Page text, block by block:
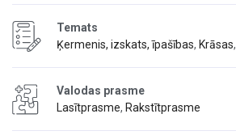
Temats
Ķermenis, izskats, īpašības, Krāsas,
Valodas prasme
Lasītprasme, Rakstītprasme